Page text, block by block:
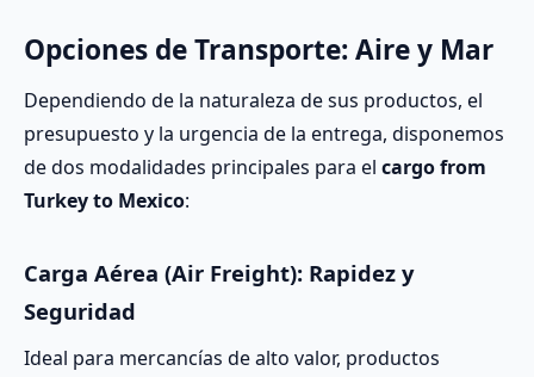
Opciones de Transporte: Aire y Mar
Dependiendo de la naturaleza de sus productos, el
presupuesto y la urgencia de la entrega, disponemos
de dos modalidades principales para el cargo from
Turkey to Mexico:
Carga Aérea (Air Freight): Rapidez y
Seguridad
Ideal para mercancías de alto valor, productos